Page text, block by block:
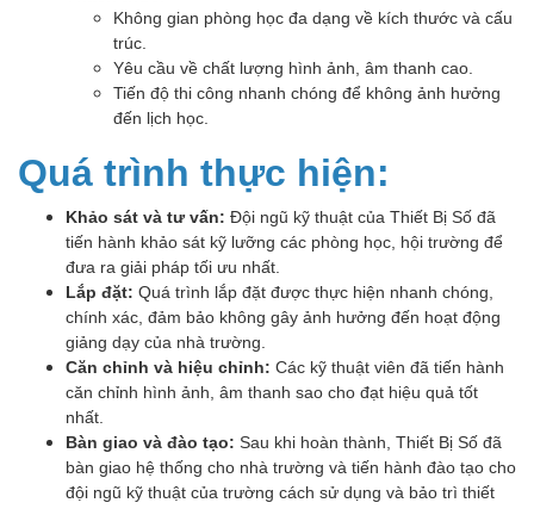
Không gian phòng học đa dạng về kích thước và cấu
trúc.
Yêu cầu về chất lượng hình ảnh, âm thanh cao.
Tiến độ thi công nhanh chóng để không ảnh hưởng
đến lịch học.
Quá trình thực hiện:
Khảo sát và tư vấn: Đội ngũ kỹ thuật của Thiết Bị Số đã
tiến hành khảo sát kỹ lưỡng các phòng học, hội trường để
đưa ra giải pháp tối ưu nhất.
Lắp đặt: Quá trình lắp đặt được thực hiện nhanh chóng,
chính xác, đảm bảo không gây ảnh hưởng đến hoạt động
giảng dạy của nhà trường.
Căn chỉnh và hiệu chỉnh: Các kỹ thuật viên đã tiến hành
căn chỉnh hình ảnh, âm thanh sao cho đạt hiệu quả tốt
nhất.
Bàn giao và đào tạo: Sau khi hoàn thành, Thiết Bị Số đã
bàn giao hệ thống cho nhà trường và tiến hành đào tạo cho
đội ngũ kỹ thuật của trường cách sử dụng và bảo trì thiết